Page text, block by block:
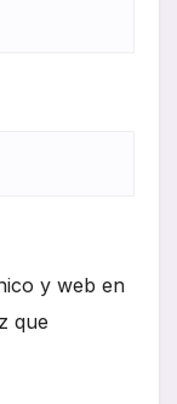
y web en
que